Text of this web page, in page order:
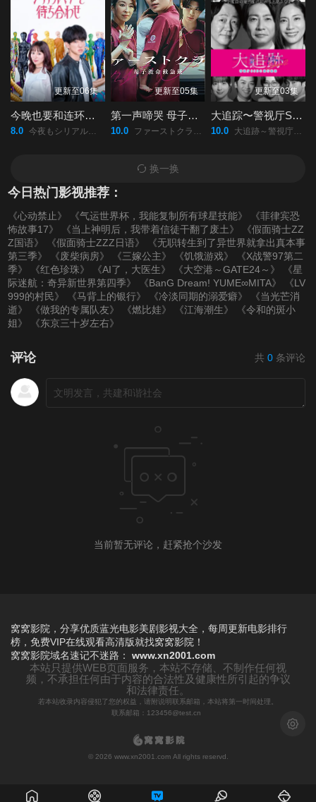
更新至06集
今晚也要和连环杀手约会
8.0 今夜もシリアルキラーと待ち合わせ/
更新至05集
第一声啼哭 母子救命急救班
10.0 ファーストクライ/母子救命救急班/
更新至03集
大追踪〜警视厅SSBC强行犯系〜第二季
10.0 大追跡～警視庁SSBC強行犯係～/2/
换一换
今日热门影视推荐：
《心动禁止》 《气运世界杯，我能复制所有球星技能》
《菲律宾恐
怖故事17》
《当上神明后，我带着信徒干翻了废土》
《假面骑士ZZ
Z国语》
《假面骑士ZZZ日语》
《无职转生到了异世界就拿出真本事
第三季》
《废柴病房》 《三嫁公主》 《饥饿游戏》
《X战警97第二
季》
《红色珍珠》 《AI了，大医生》 《大空港～GATE24～》
《星
际迷航：奇异新世界第四季》
《BanG Dream! YUME∞MITA》
《LV
999的村民》
《马背上的银行》 《冷淡同期的溺爱癖》
《当光芒消
逝》
《做我的专属队友》 《燃比娃》 《江海潮生》
《令和的斑小
姐》
《东京三十岁左右》
评论 共 0 条评论
当前暂无评论，赶紧抢个沙发
浅色模
窝窝影院，分享优质蓝光电影美剧影视大全，每周更新电影排行
榜，免费VIP在线观看高清版就找窝窝影院！
窝窝影院域名速记不迷路： www.xn2001.com
本站只提供WEB页面服务，本站不存储、不制作任何视
频，不承担任何由于内容的合法性及健康性所引起的争议
和法律责任。
若本站收录内容侵犯了您的权益，请附说明联系邮箱，本站将第一时间处理。
联系邮箱：123456@test.cn
© 2026 www.xn2001.com All rights reservd.